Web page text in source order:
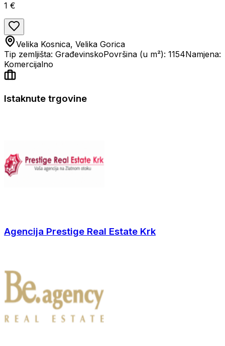
1 €
Velika Kosnica, Velika Gorica
Tip zemljišta: GrađevinskoPovršina (u m²): 1154Namjena:
Komercijalno
Istaknute trgovine
Agencija Prestige Real Estate Krk